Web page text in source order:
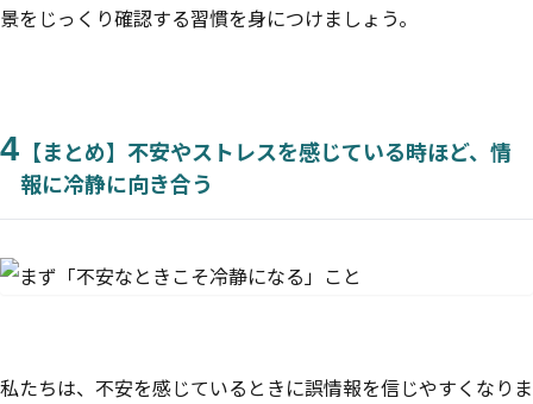
景をじっくり確認する習慣を身につけましょう。
4 【まとめ】不安やストレスを感じている時ほど、情
報に冷静に向き合う
私たちは、不安を感じているときに誤情報を信じやすくなりま